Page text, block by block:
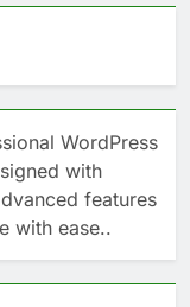
WordPress
with
features
with ease..